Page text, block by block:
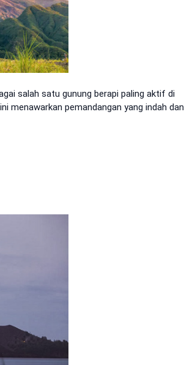
salah satu gunung berapi paling aktif di
menawarkan pemandangan yang indah dan